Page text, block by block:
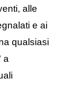
alle
e ai
qualsiasi
a